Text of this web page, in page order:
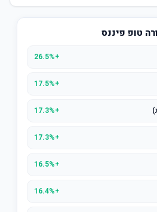
טופ פיננס
+26.5%
+17.5%
+17.3%
+17.3%
+16.5%
+16.4%